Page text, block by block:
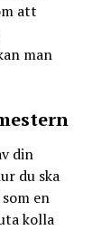
att
man
din
du ska
en
kolla